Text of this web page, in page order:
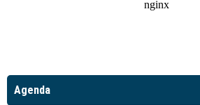
Agenda